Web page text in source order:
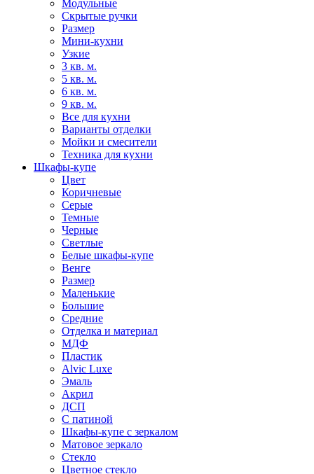
Модульные
Скрытые ручки
Размер
Мини-кухни
Узкие
3 кв. м.
5 кв. м.
6 кв. м.
9 кв. м.
Все для кухни
Варианты отделки
Мойки и смесители
Техника для кухни
Шкафы-купе
Цвет
Коричневые
Серые
Темные
Черные
Светлые
Белые шкафы-купе
Венге
Размер
Маленькие
Большие
Средние
Отделка и материал
МДФ
Пластик
Alvic Luxe
Эмаль
Акрил
ДСП
С патиной
Шкафы-купе с зеркалом
Матовое зеркало
Стекло
Цветное стекло